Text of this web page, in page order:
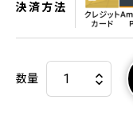
決済方法
数量